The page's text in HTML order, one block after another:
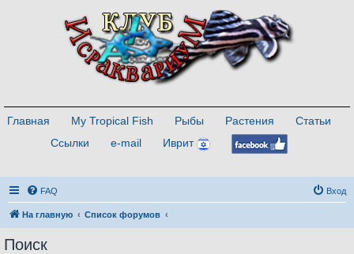
Главная My Tropical Fish Рыбы Растения
Статьи
Ссылки
e-mail Иврит
FAQ Вход
На главную Список форумов
Поиск